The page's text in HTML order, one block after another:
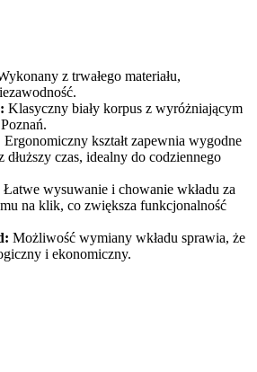
z trwałego materiału,
Klasyczny biały korpus z wyróżniającym
Ergonomiczny kształt zapewnia wygodne
dłuższy czas, idealny do codziennego
Łatwe wysuwanie i chowanie wkładu za
na klik, co zwiększa funkcjonalność
Możliwość wymiany wkładu sprawia, że
i ekonomiczny.